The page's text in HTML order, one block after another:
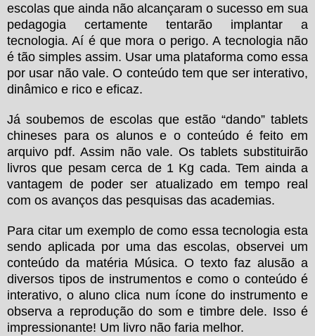
escolas que ainda não alcançaram o sucesso em sua
pedagogia certamente tentarão implantar a
tecnologia. Aí é que mora o perigo. A tecnologia não
é tão simples assim. Usar uma plataforma como essa
por usar não vale. O conteúdo tem que ser interativo,
dinâmico e rico e eficaz.
Já soubemos de escolas que estão “dando” tablets
chineses para os alunos e o conteúdo é feito em
arquivo pdf. Assim não vale. Os tablets substituirão
livros que pesam cerca de 1 Kg cada. Tem ainda a
vantagem de poder ser atualizado em tempo real
com os avanços das pesquisas das academias.
Para citar um exemplo de como essa tecnologia esta
sendo aplicada por uma das escolas, observei um
conteúdo da matéria Música. O texto faz alusão a
diversos tipos de instrumentos e como o conteúdo é
interativo, o aluno clica num ícone do instrumento e
observa a reprodução do som e timbre dele. Isso é
impressionante! Um livro não faria melhor.